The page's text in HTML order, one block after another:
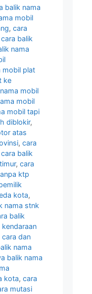
balik nama
mobil
, cara
cara balik
nama
mobil plat
ke
mobil
mobil
mobil tapi
diblokir,
atas
, cara
cara balik
, cara
ktp
kota,
nama stnk
balik
cara dan
nama
balik nama
kota, cara
mutasi